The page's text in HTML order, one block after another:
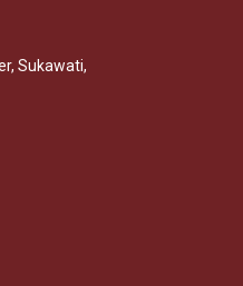
Sukawati,